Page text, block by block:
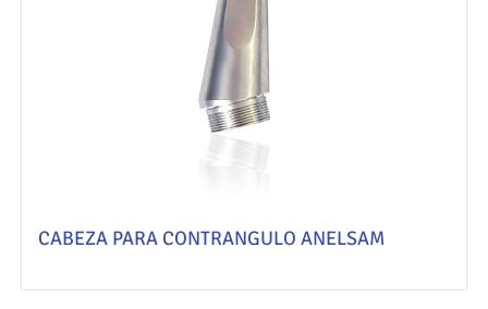
CABEZA PARA CONTRANGULO ANELSAM